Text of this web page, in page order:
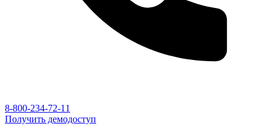
8-800-234-72-11
Получить демодоступ